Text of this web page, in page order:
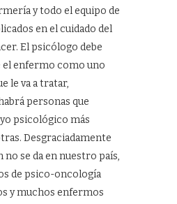
y todo el equipo de
en el cuidado del
El psicólogo debe
enfermo como uno
le va a tratar,
personas que
psicológico más
Desgraciadamente
no se da en nuestro país,
de psico-oncología
y muchos enfermos